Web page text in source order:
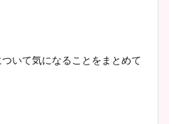
いて気になることをまとめて